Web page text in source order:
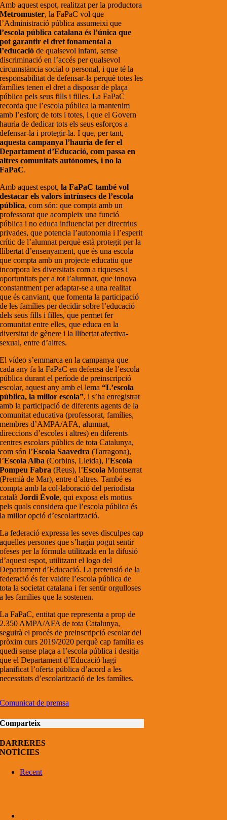
Amb aquest espot, realitzat per la productora
Metromuster, la FaPaC vol que
l’Administració pública assumeixi que
l’escola pública catalana és l’única que
pot garantir el dret fonamental a
l’educació de qualsevol infant, sense
discriminació en l’accés per qualsevol
circumstància social o personal, i que té la
responsabilitat de defensar-la perquè totes les
famílies tenen el dret a disposar de plaça
pública pels seus fills i filles. La FaPaC
recorda que l’escola pública la mantenim
amb l’esforç de tots i totes, i que el Govern
hauria de dedicar tots els seus esforços a
defensar-la i protegir-la. I que, per tant,
aquesta campanya l’hauria de fer el
Departament d’Educació, com passa en
altres comunitats autònomes, i no la
FaPaC.
Amb aquest espot,la FaPaC també vol
destacar els valors intrínsecs de l’escola
pública, com són: que compta amb un
professorat que acompleix una funció
pública i no educa influenciat per directrius
privades, que potencia l’autonomia i l’esperit
crític de l’alumnat perquè està protegit per la
llibertat d’ensenyament, que és una escola
que compta amb un projecte educatiu que
incorpora les diversitats com a riqueses i
oportunitats per a tot l’alumnat, que innova
constantment per adaptar-se a una realitat
que és canviant, que fomenta la participació
de les famílies per decidir sobre l’educació
dels seus fills i filles, que permet fer
comunitat entre elles, que educa en la
diversitat de gènere i la llibertat afectiva-
sexual, entre d’altres.
El vídeo s’emmarca en la campanya que
cada any fa la FaPaC en defensa de l’escola
pública durant el període de preinscripció
escolar, aquest any amb el lema“L’escola
pública, la millor escola”, i s’ha enregistrat
amb la participació de diferents agents de la
comunitat educativa (professorat, famílies,
membres d’AMPA/AFA, alumnat,
direccions d’escoles i altres) en diferents
centres escolars públics de tota Catalunya,
com són l’Escola Saavedra (Tarragona),
l’Escola Alba(Corbins, Lleida), l’Escola
Pompeu Fabra(Reus), l’EscolaMontserrat
(Premià de Mar), entre d’altres. També es
compta amb la col·laboració del periodista
catalàJordi Évole, qui exposa els motius
pels quals considera que l’escola pública és
la millor opció d’escolarització.
La federació expressa les seves disculpes cap
aquelles persones que s’hagin pogut sentir
ofeses per la fórmula utilitzada en la difusió
d’aquest espot, utilitzant el logo del
Departament d’Educació. La pretensió de la
federació és fer valdre l’escola pública de
tota la societat catalana i fer sentir orgulloses
a les famílies que la sostenen.
La FaPaC, entitat que representa a prop de
2.350 AMPA/AFA de tota Catalunya,
seguirà el procés de preinscripció escolar del
pròxim curs 2019/2020 perquè cap família es
quedi sense plaça a l’escola pública i desitja
que el Departament d’Educació hagi
planificat l’oferta pública d’acord a les
necessitats d’escolarització de les famílies.
Comunicat de premsa
Comparteix
DARRERES
NOTÍCIES
Recent